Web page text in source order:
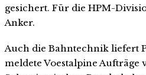
gesichert. Für die HPM-
Anker.
Auch die Bahntechnik liefert
meldete Voestalpine Aufträge